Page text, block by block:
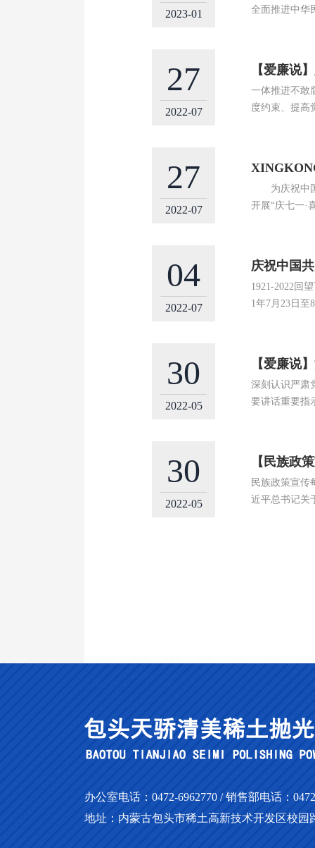
2023-01
全面推进中华
27
2022-07
【爱廉说
一体推进不
度约束、提高
27
2022-07
为庆祝中国
开展“庆七一·
04
2022-07
庆祝中国
1921-2022回
1年7月23日至
30
2022-05
【爱廉说
深刻认识严
要讲话重要指
30
2022-05
【民族政
民族政策宣传
近平总书记关
办公室电话：0472-6962770 / 销售部电话：
地址：内蒙古包头市稀土高新技术开发区校园